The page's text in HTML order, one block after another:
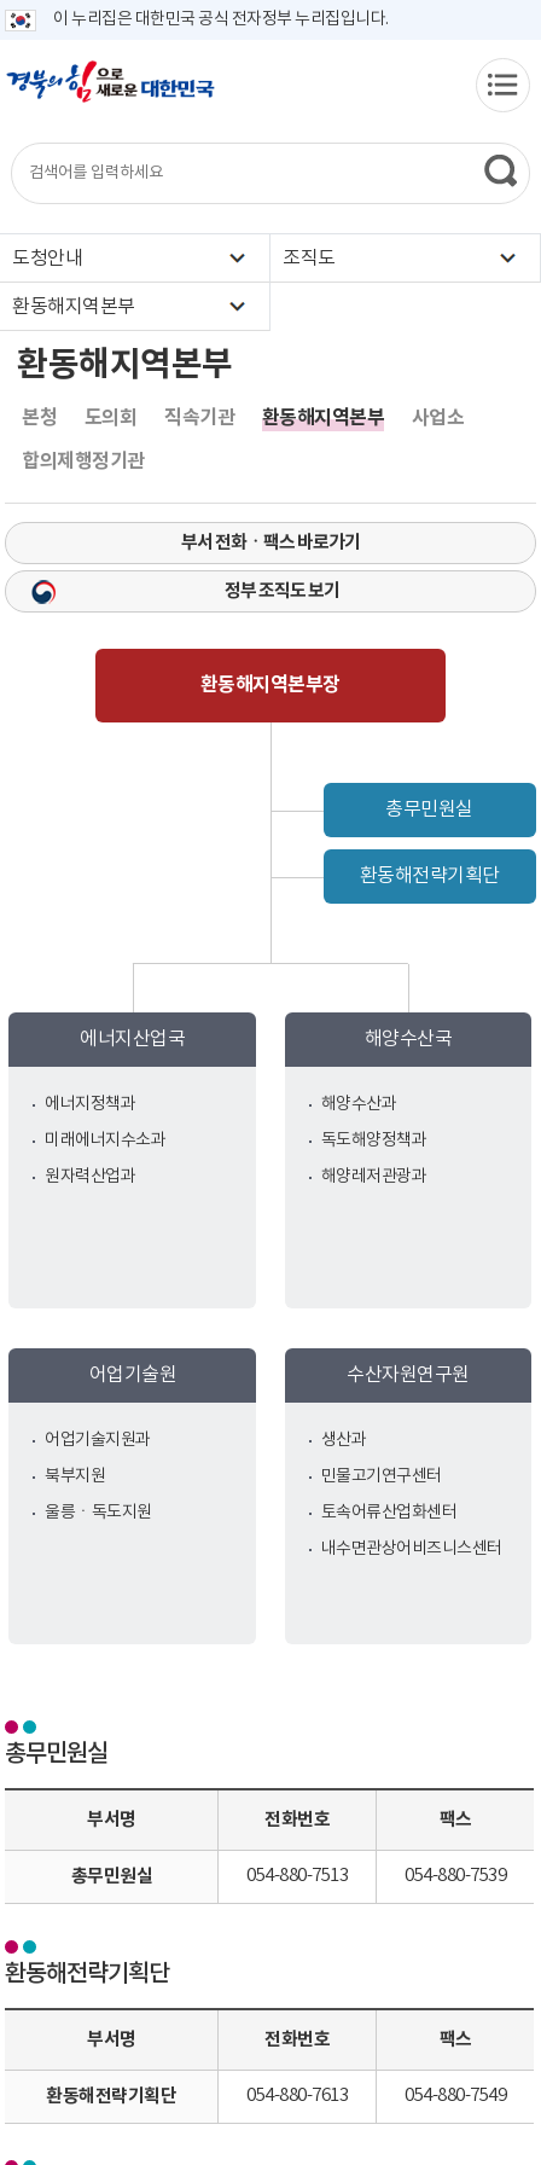
이 누리집은 대한민국 공식 전자정부 누리집입니다.
도청안내 조직도
환동해지역본부
환동해지역본부
본청 도의회 직속기관 환동해지역본부
사업소
합의제행정기관
부서 전화ㆍ팩스 바로가기
정부 조직도 보기
환동해지역본부장
총무민원실
환동해전략기획단
에너지산업국
에너지정책과
미래에너지수소과
원자력산업과
해양수산국
해양수산과
독도해양정책과
해양레저관광과
어업기술원
어업기술지원과
북부지원
울릉ㆍ독도지원
수산자원연구원
생산과
민물고기연구센터
토속어류산업화센터
내수면관상어비즈니스센터
총무민원실
부서명 전화번호 팩스
총무민원실 054-880-7513 054-880-7539
환동해전략기획단
부서명 전화번호 팩스
환동해전략기획단 054-880-7613 054-880-7549